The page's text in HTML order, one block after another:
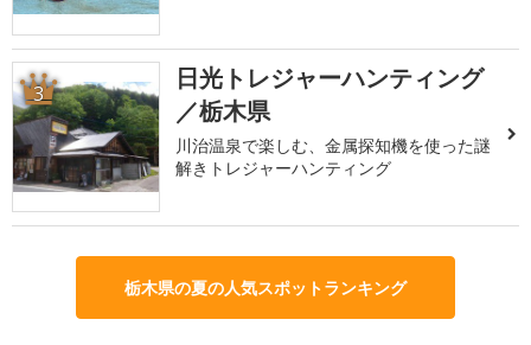
3
日光トレジャーハンティング
／栃木県
川治温泉で楽しむ、金属探知機を使った謎
解きトレジャーハンティング
栃木県の夏の人気スポットランキング